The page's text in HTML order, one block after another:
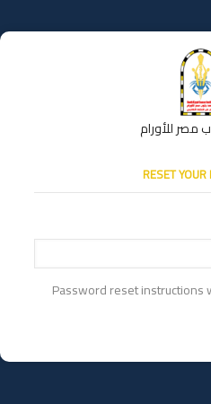
مصر للأورام
RESET
Password reset